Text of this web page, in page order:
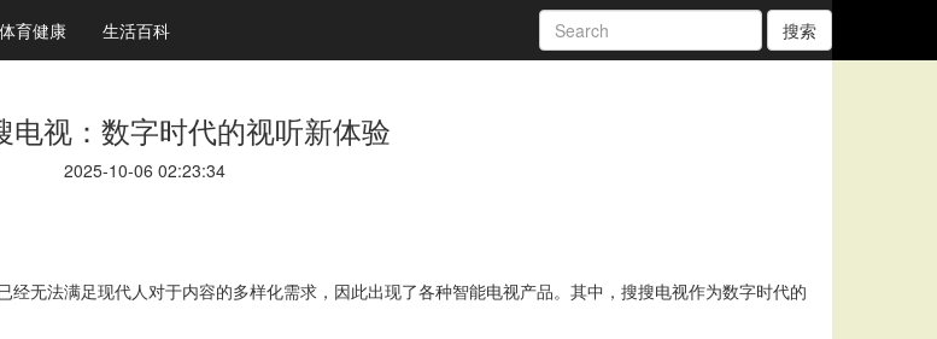
体育健康 生活百科 搜索
电视：数字时代的视听新体验
2025-10-06 02:23:34
无法满足现代人对于内容的多样化需求，因此出现了各种智能电视产品。其中，搜搜电视作为数字时代的